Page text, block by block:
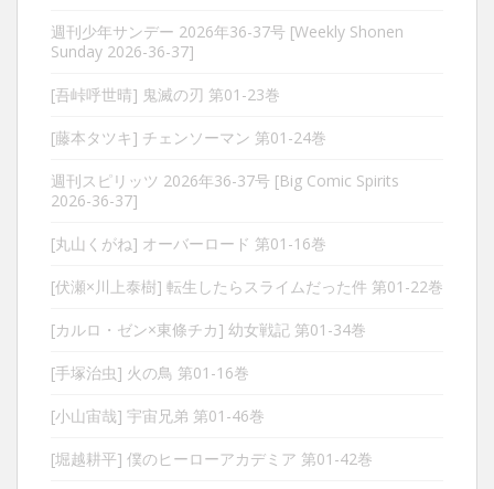
週刊少年サンデー 2026年36-37号 [Weekly Shonen
Sunday 2026-36-37]
[吾峠呼世晴] 鬼滅の刃 第01-23巻
[藤本タツキ] チェンソーマン 第01-24巻
週刊スピリッツ 2026年36-37号 [Big Comic Spirits
2026-36-37]
[丸山くがね] オーバーロード 第01-16巻
[伏瀬×川上泰樹] 転生したらスライムだった件 第01-22巻
[カルロ・ゼン×東條チカ] 幼女戦記 第01-34巻
[手塚治虫] 火の鳥 第01-16巻
[小山宙哉] 宇宙兄弟 第01-46巻
[堀越耕平] 僕のヒーローアカデミア 第01-42巻